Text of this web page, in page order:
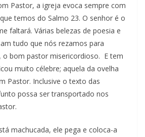
Pastor, a igreja evoca sempre com
temos do Salmo 23. O senhor é o
faltará. Várias belezas de poesia e
tudo que nós rezamos para
o bom pastor misericordioso. E tem
muito célebre; aquela da ovelha
Pastor. Inclusive o texto das
possa ser transportado nos
machucada, ele pega e coloca-a